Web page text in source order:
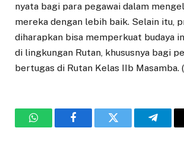
nyata bagi para pegawai dalam
mereka dengan lebih baik. Selain itu,
diharapkan bisa memperkuat budaya
di lingkungan Rutan, khususnya bagi
bertugas di Rutan Kelas IIb Masamba.
WhatsAppFacebookTwitter